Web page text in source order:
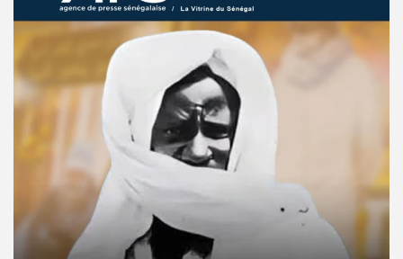
© Copyright 2025, APS